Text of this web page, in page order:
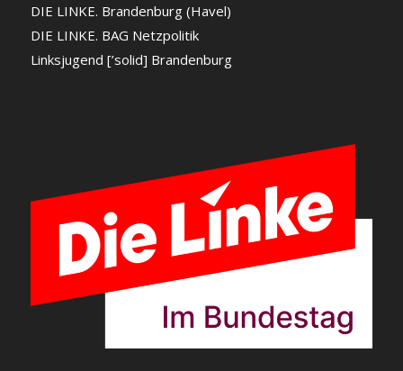
DIE LINKE. Brandenburg (Havel)
DIE LINKE. BAG Netzpolitik
Linksjugend [’solid] Brandenburg